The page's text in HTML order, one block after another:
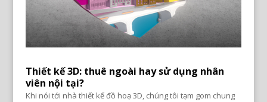
Thiết kế 3D: thuê ngoài hay sử dụng nhân
viên nội tại?
Khi nói tới nhà thiết kế đồ hoạ 3D, chúng tôi tạm gom chung